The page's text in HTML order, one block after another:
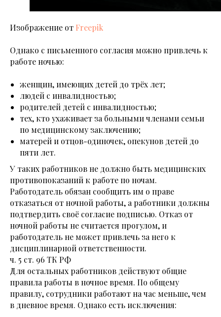
Изображение от Freepik
Однако с письменного согласия можно привлечь к
работе ночью:
женщин, имеющих детей до трёх лет;
людей с инвалидностью;
родителей детей с инвалидностью;
тех, кто ухаживает за больными членами семьи
по медицинскому заключению;
матерей и отцов-одиночек, опекунов детей до
пяти лет.
У таких работников не должно быть медицинских
противопоказаний к работе по ночам.
Работодатель обязан сообщить им о праве
отказаться от ночной работы, а работники должны
подтвердить своё согласие подписью. Отказ от
ночной работы не считается прогулом, и
работодатель не может привлечь за него к
дисциплинарной ответственности.
ч. 5 ст. 96 ТК РФ
Для остальных работников действуют общие
правила работы в ночное время. По общему
правилу, сотрудники работают на час меньше, чем
в дневное время. Однако есть исключения: